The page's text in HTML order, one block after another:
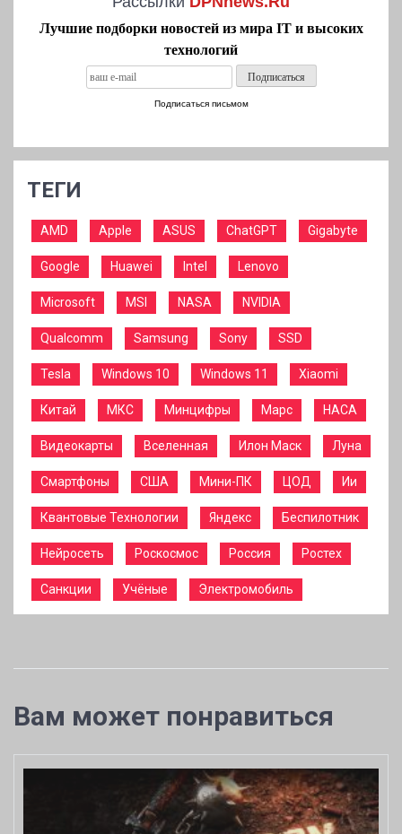
Лучшие подборки новостей из мира IT и высоких
технологий
Подписаться письмом
ТЕГИ
AMD Apple ASUS ChatGPT Gigabyte
Google Huawei Intel Lenovo
Microsoft MSI NASA NVIDIA
Qualcomm Samsung Sony SSD
Tesla Windows 10 Windows 11 Xiaomi
Китай МКС Минцифры Марс НАСА
Видеокарты Вселенная Илон Маск Луна
Смартфоны США Мини-ПК ЦОД Ии
Квантовые Технологии Яндекс Беспилотник
Нейросеть Роскосмос Россия Ростех
Санкции Учёные Электромобиль
Вам может понравиться